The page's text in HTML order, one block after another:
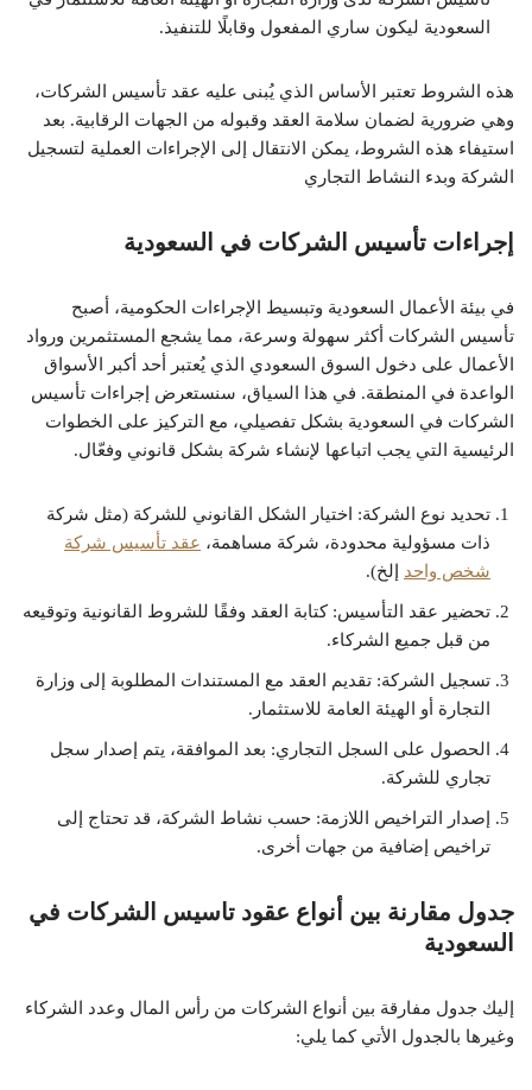
السعودية ليكون ساري المفعول وقابلًا للتنفيذ.
هذه الشروط تعتبر الأساس الذي يُبنى عليه عقد تأسيس الشركات،
وهي ضرورية لضمان سلامة العقد وقبوله من الجهات الرقابية. بعد
استيفاء هذه الشروط، يمكن الانتقال إلى الإجراءات العملية لتسجيل
الشركة وبدء النشاط التجاري
إجراءات تأسيس الشركات في السعودية
في بيئة الأعمال السعودية وتبسيط الإجراءات الحكومية، أصبح
تأسيس الشركات أكثر سهولة وسرعة، مما يشجع المستثمرين ورواد
الأعمال على دخول السوق السعودي الذي يُعتبر أحد أكبر الأسواق
الواعدة في المنطقة. في هذا السياق، سنستعرض إجراءات تأسيس
الشركات في السعودية بشكل تفصيلي، مع التركيز على الخطوات
الرئيسية التي يجب اتباعها لإنشاء شركة بشكل قانوني وفعّال.
تحديد نوع الشركة: اختيار الشكل القانوني للشركة (مثل شركة
ذات مسؤولية محدودة، شركة مساهمة، عقد تأسيس شركة
شخص واحد إلخ).
تحضير عقد التأسيس: كتابة العقد وفقًا للشروط القانونية وتوقيعه
من قبل جميع الشركاء.
تسجيل الشركة: تقديم العقد مع المستندات المطلوبة إلى وزارة
التجارة أو الهيئة العامة للاستثمار.
الحصول على السجل التجاري: بعد الموافقة، يتم إصدار سجل
تجاري للشركة.
إصدار التراخيص اللازمة: حسب نشاط الشركة، قد تحتاج إلى
تراخيص إضافية من جهات أخرى.
جدول مقارنة بين أنواع عقود تاسيس الشركات في
السعودية
إليك جدول مفارقة بين أنواع الشركات من رأس المال وعدد الشركاء
وغيرها بالجدول الأتي كما يلي: